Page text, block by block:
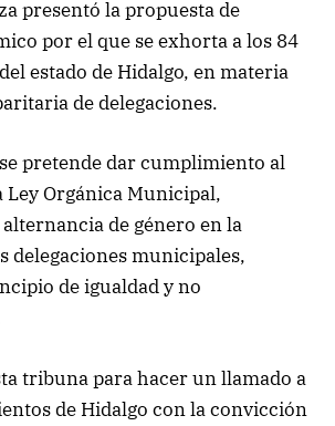
presentó la propuesta de
por el que se exhorta a los 84
estado de Hidalgo, en materia
de delegaciones.
pretende dar cumplimiento al
Orgánica Municipal,
de género en la
delegaciones municipales,
de igualdad y no
tribuna para hacer un llamado a
de Hidalgo con la convicción